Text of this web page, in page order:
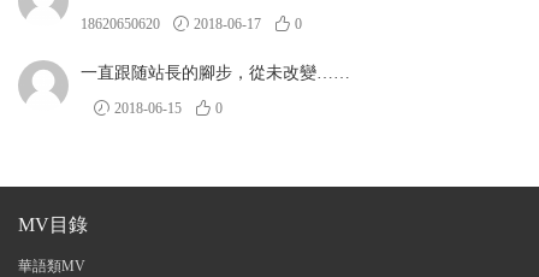
18620650620 2018-06-17 0
一直跟随站長的腳步，從未改變……
2018-06-15 0
MV目錄
華語類MV